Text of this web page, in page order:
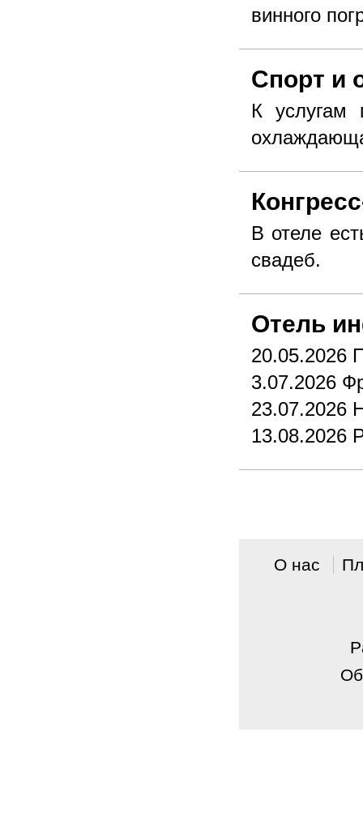
винного
Спорт и
К услугам
В отеле
свадеб.
Отель
20.05.2026
3.07.2026
23.07.2026
13.08.2026
О нас